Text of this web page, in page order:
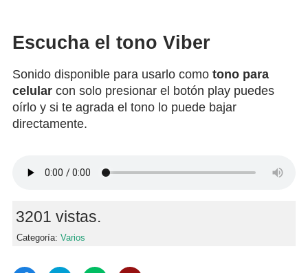
Escucha el tono Viber
Sonido disponible para usarlo como tono para
celular con solo presionar el botón play puedes
oírlo y si te agrada el tono lo puede bajar
directamente.
3201 vistas.
Categoría: Varios